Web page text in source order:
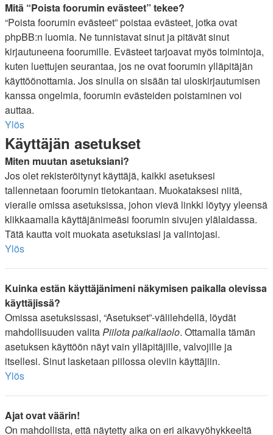
Mitä “Poista foorumin evästeet” tekee?
“Poista foorumin evästeet” poistaa evästeet, jotka ovat
phpBB:n luomia. Ne tunnistavat sinut ja pitävät sinut
kirjautuneena foorumille. Evästeet tarjoavat myös toimintoja,
kuten luettujen seurantaa, jos ne ovat foorumin ylläpitäjän
käyttöönottamia. Jos sinulla on sisään tai uloskirjautumisen
kanssa ongelmia, foorumin evästeiden poistaminen voi
auttaa.
Ylös
Käyttäjän asetukset
Miten muutan asetuksiani?
Jos olet rekisteröitynyt käyttäjä, kaikki asetuksesi
tallennetaan foorumin tietokantaan. Muokataksesi niitä,
vieraile omissa asetuksissa, johon vievä linkki löytyy yleensä
klikkaamalla käyttäjänimeäsi foorumin sivujen ylälaidassa.
Tätä kautta voit muokata asetuksiasi ja valintojasi.
Ylös
Kuinka estän käyttäjänimeni näkymisen paikalla olevissa
käyttäjissä?
Omissa asetuksissasi, “Asetukset”-välilehdellä, löydät
mahdollisuuden valitaPiilota paikallaolo. Ottamalla tämän
asetuksen käyttöön näyt vain ylläpitäjille, valvojille ja
itsellesi. Sinut lasketaan piilossa oleviin käyttäjiin.
Ylös
Ajat ovat väärin!
On mahdollista, että näytetty aika on eri aikavyöhykkeeltä